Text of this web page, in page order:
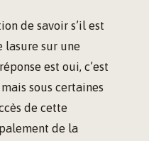
de savoir s’il est
lasure sur une
est oui, c’est
sous certaines
de cette
de la